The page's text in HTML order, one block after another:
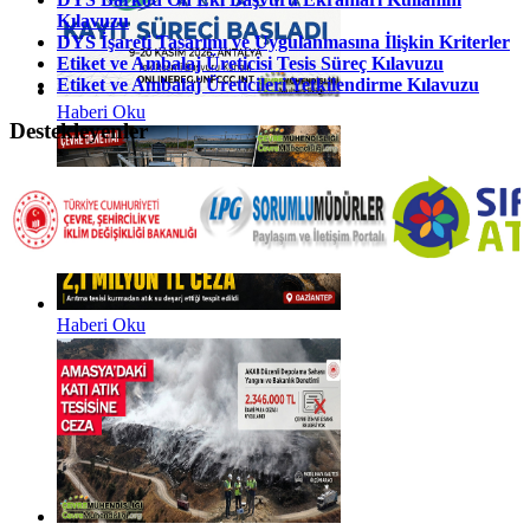
Haberi Oku
Haberi Oku
Kılavuzu
DYS İşareti Tasarımı ve Uygulanmasına İlişkin Kriterler
Etiket ve Ambalaj Üreticisi Tesis Süreç Kılavuzu
Etiket ve Ambalaj Üreticileri Yetkilendirme Kılavuzu
Destekleyenler